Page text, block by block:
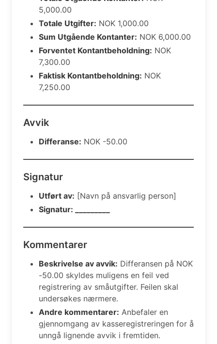
5,000.00
Totale Utgifter: NOK 1,000.00
Sum Utgående Kontanter: NOK 6,000.00
Forventet Kontantbeholdning: NOK
7,300.00
Faktisk Kontantbeholdning: NOK
7,250.00
Avvik
Differanse: NOK -50.00
Signatur
Utført av: [Navn på ansvarlig person]
Signatur:
Kommentarer
Beskrivelse av avvik: Differansen på NOK
-50.00 skyldes muligens en feil ved
registrering av småutgifter. Feilen skal
undersøkes nærmere.
Andre kommentarer: Anbefaler en
gjennomgang av kasseregistreringen for å
unngå lignende avvik i fremtiden.